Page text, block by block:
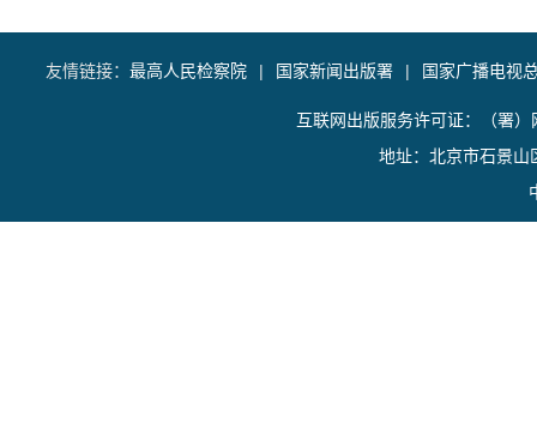
友情链接： 最高人民检察院 | 国家新闻出版署 | 国家广播电视
互联网出版服务许可证：（署
地址：北京市石景